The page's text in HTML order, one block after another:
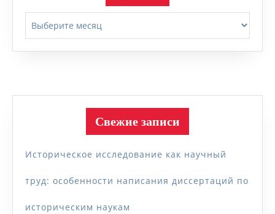
Свежие записи
Историческое исследование как научный
труд: особенности написания диссертаций по
историческим наукам